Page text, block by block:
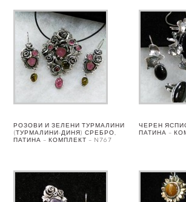
РОЗОВИ И ЗЕЛЕНИ ТУРМАЛИНИ
(ТУРМАЛИНИ-ДИНЯ) СРЕБРО,
ПАТИНА – КОМПЛЕКТ – N767
ЧЕРЕН
ПАТИНА –